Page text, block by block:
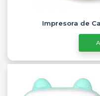
Impresora de